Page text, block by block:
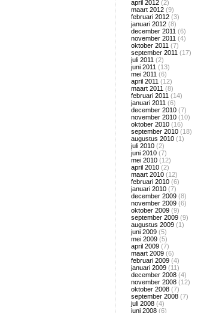
april 2012 (2)
maart 2012 (9)
februari 2012 (3)
januari 2012 (8)
december 2011 (6)
november 2011 (4)
oktober 2011 (7)
september 2011 (17)
juli 2011 (2)
juni 2011 (13)
mei 2011 (6)
april 2011 (12)
maart 2011 (8)
februari 2011 (14)
januari 2011 (6)
december 2010 (7)
november 2010 (10)
oktober 2010 (16)
september 2010 (18)
augustus 2010 (1)
juli 2010 (2)
juni 2010 (7)
mei 2010 (12)
april 2010 (2)
maart 2010 (12)
februari 2010 (6)
januari 2010 (7)
december 2009 (8)
november 2009 (6)
oktober 2009 (9)
september 2009 (9)
augustus 2009 (1)
juni 2009 (5)
mei 2009 (5)
april 2009 (7)
maart 2009 (6)
februari 2009 (4)
januari 2009 (11)
december 2008 (4)
november 2008 (12)
oktober 2008 (7)
september 2008 (7)
juli 2008 (4)
juni 2008 (6)